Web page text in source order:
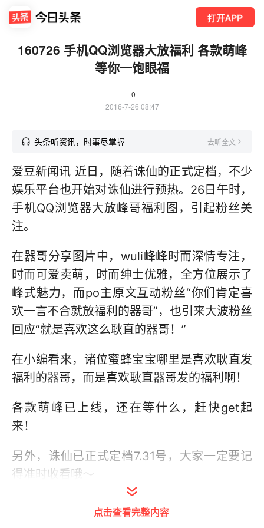
打开APP
160726 手机QQ浏览器大放福利 各款萌峰
等你一饱眼福
0
2016-7-26 08:47
头条听资讯，时事尽掌握 去听全文
爱豆新闻讯 近日，随着诛仙的正式定档，不少
娱乐平台也开始对诛仙进行预热。26日午时，
手机QQ浏览器大放峰哥福利图，引起粉丝关
注。
在器哥分享图片中，wuli峰峰时而深情专注，
时而可爱卖萌，时而绅士优雅，全方位展示了
峰式魅力，而po主原文互动粉丝“你们肯定喜
欢一言不合就放福利的器哥”，也引来大波粉丝
回应“就是喜欢这么耿直的器哥！”
在小编看来，诸位蜜蜂宝宝哪里是喜欢耿直发
福利的器哥，而是喜欢耿直器哥发的福利啊！
各款萌峰已上线，还在等什么，赶快get起
来！
另外，诛仙已正式定档7.31号，大家一定要记
得准时收看哦～
点击查看完整内容